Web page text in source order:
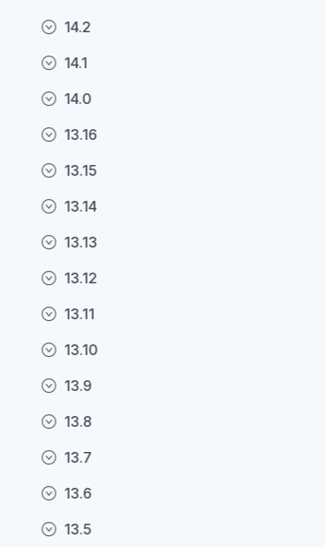
14.2
14.1
14.0
13.16
13.15
13.14
13.13
13.12
13.11
13.10
13.9
13.8
13.7
13.6
13.5